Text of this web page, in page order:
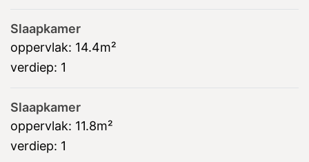
Slaapkamer
oppervlak: 14.4m²
verdiep: 1
Slaapkamer
oppervlak: 11.8m²
verdiep: 1